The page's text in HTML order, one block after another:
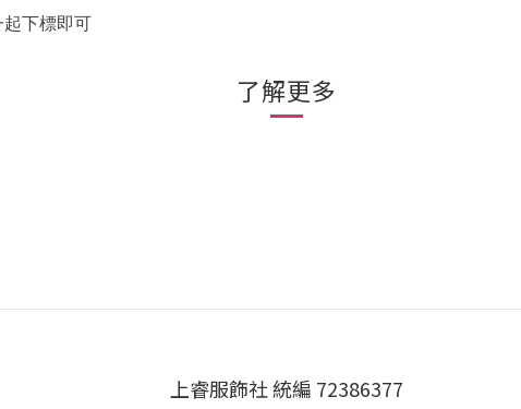
下標即可
了解更多
上睿服飾社 統編 72386377